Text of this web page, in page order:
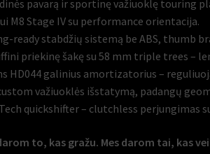
pavarą ir sportinę važiuoklę touring
M8 Stage IV su performance orientacija.
ready stabdžių sistemą be ABS, thumb
priekinę šakę su 58 mm triple trees –
HD044 galinius amortizatorius –
važiuoklės išstatymą, padangų
quickshifter – clutchless perjungimas
to, kas gražu. Mes darom tai, kas